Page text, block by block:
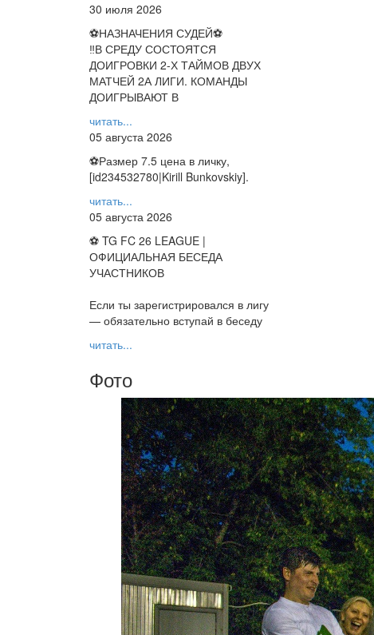
30 июля 2026
⚽НАЗНАЧЕНИЯ СУДЕЙ⚽
‼В СРЕДУ СОСТОЯТСЯ
ДОИГРОВКИ 2-Х ТАЙМОВ ДВУХ
МАТЧЕЙ 2А ЛИГИ. КОМАНДЫ
ДОИГРЫВАЮТ В
читать...
05 августа 2026
⚽️Размер 7.5 цена в личку,
[id234532780|Kirill Bunkovskiy].
читать...
05 августа 2026
⚽ TG FC 26 LEAGUE |
ОФИЦИАЛЬНАЯ БЕСЕДА
УЧАСТНИКОВ
Если ты зарегистрировался в лигу
— обязательно вступай в беседу
читать...
Фото